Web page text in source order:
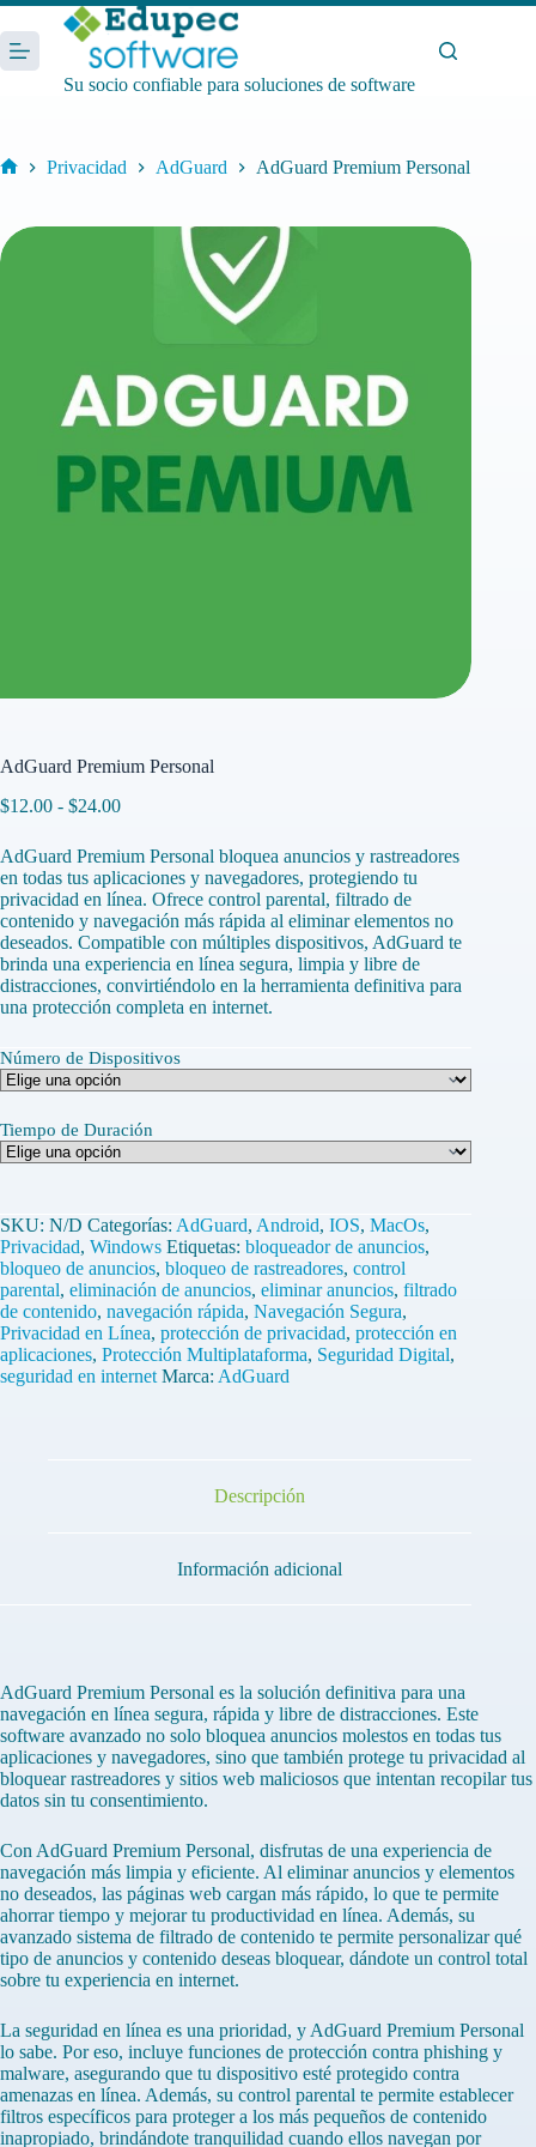
Saltar
al
contenido
Su socio confiable para soluciones de software
Privacidad AdGuard AdGuard Premium Personal
AdGuard Premium Personal
$12.00 - $24.00Rango
precios:
desde
$12.00
hasta
$24.00
AdGuard Premium Personal bloquea anuncios y rastreadores
en todas tus aplicaciones y navegadores, protegiendo tu
privacidad en línea. Ofrece control parental, filtrado de
contenido y navegación más rápida al eliminar elementos no
deseados. Compatible con múltiples dispositivos, AdGuard te
brinda una experiencia en línea segura, limpia y libre de
distracciones, convirtiéndolo en la herramienta definitiva para
una protección completa en internet.
Número de Dispositivos
Tiempo de Duración
SKU: N/D Categorías: AdGuard, Android, IOS, MacOs,
Privacidad, Windows Etiquetas: bloqueador de anuncios,
bloqueo de anuncios, bloqueo de rastreadores, control
parental, eliminación de anuncios, eliminar anuncios, filtrado
de contenido, navegación rápida, Navegación Segura,
Privacidad en Línea, protección de privacidad, protección en
aplicaciones, Protección Multiplataforma, Seguridad Digital,
seguridad en internet Marca: AdGuard
Descripción
Información adicional
AdGuard Premium Personal es la solución definitiva para una
navegación en línea segura, rápida y libre de distracciones. Este
software avanzado no solo bloquea anuncios molestos en todas tus
aplicaciones y navegadores, sino que también protege tu privacidad al
bloquear rastreadores y sitios web maliciosos que intentan recopilar tus
datos sin tu consentimiento.
Con AdGuard Premium Personal, disfrutas de una experiencia de
navegación más limpia y eficiente. Al eliminar anuncios y elementos
no deseados, las páginas web cargan más rápido, lo que te permite
ahorrar tiempo y mejorar tu productividad en línea. Además, su
avanzado sistema de filtrado de contenido te permite personalizar qué
tipo de anuncios y contenido deseas bloquear, dándote un control total
sobre tu experiencia en internet.
La seguridad en línea es una prioridad, y AdGuard Premium Personal
lo sabe. Por eso, incluye funciones de protección contra phishing y
malware, asegurando que tu dispositivo esté protegido contra
amenazas en línea. Además, su control parental te permite establecer
filtros específicos para proteger a los más pequeños de contenido
inapropiado, brindándote tranquilidad cuando ellos navegan por